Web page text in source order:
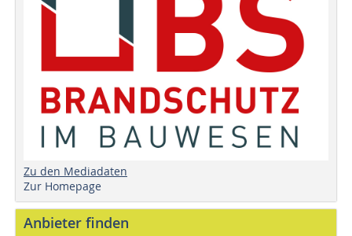
Zu den Mediadaten
Zur Homepage
Anbieter finden